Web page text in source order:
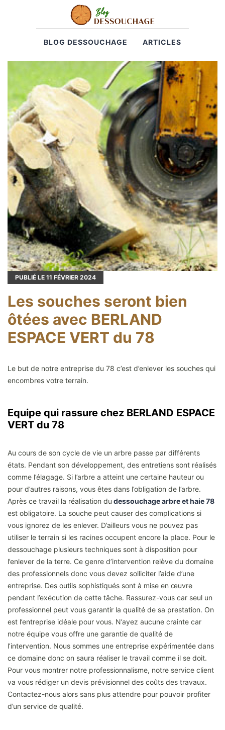
BLOG DESSOUCHAGE ARTICLES
PUBLIÉ LE 11 FÉVRIER 2024
Les souches seront bien
ôtées avec BERLAND
ESPACE VERT du 78
Le but de notre entreprise du 78 c’est d’enlever les souches qui
encombres votre terrain.
Equipe qui rassure chez BERLAND ESPACE
VERT du 78
Au cours de son cycle de vie un arbre passe par différents
états. Pendant son développement, des entretiens sont réalisés
comme l’élagage. Si l’arbre a atteint une certaine hauteur ou
pour d’autres raisons, vous êtes dans l’obligation de l’arbre.
Après ce travail la réalisation du dessouchage arbre et haie 78
est obligatoire. La souche peut causer des complications si
vous ignorez de les enlever. D’ailleurs vous ne pouvez pas
utiliser le terrain si les racines occupent encore la place. Pour le
dessouchage plusieurs techniques sont à disposition pour
l’enlever de la terre. Ce genre d’intervention relève du domaine
des professionnels donc vous devez solliciter l’aide d’une
entreprise. Des outils sophistiqués sont à mise en œuvre
pendant l’exécution de cette tâche. Rassurez-vous car seul un
professionnel peut vous garantir la qualité de sa prestation. On
est l’entreprise idéale pour vous. N’ayez aucune crainte car
notre équipe vous offre une garantie de qualité de
l’intervention. Nous sommes une entreprise expérimentée dans
ce domaine donc on saura réaliser le travail comme il se doit.
Pour vous montrer notre professionnalisme, notre service client
va vous rédiger un devis prévisionnel des coûts des travaux.
Contactez-nous alors sans plus attendre pour pouvoir profiter
d’un service de qualité.